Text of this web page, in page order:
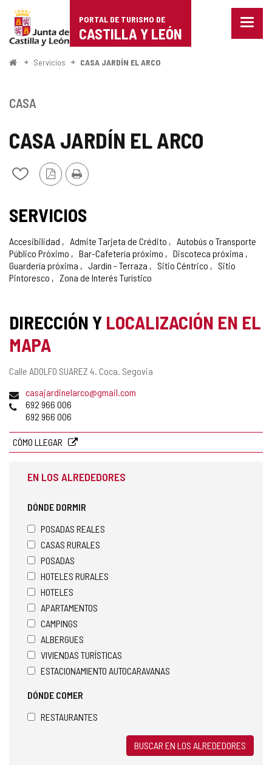
Portal
de
Turismo
Castilla
León
PORTAL DE TURISMO DE
CASTILLA Y LEÓN
Menu
InicioServicios CASA JARDÍN EL ARCO
CASA JARDÍN EL ARCO
Añadir/quitar
cuadernos
Versión
PDF
Imprimir
CASA
SERVICIOS
Accesibilidad Admite Tarjeta de Crédito
Autobús o Transporte
Público Próximo
Bar-Cafetería próximo
Discoteca próxima
Guardería próxima
Jardín - Terraza Sitio Céntrico
Sitio
Pintoresco
Zona de Interés Turístico
DIRECCIÓN Y LOCALIZACIÓN EN EL
MAPA
Dirección
Calle ADOLFO SUAREZ 4. Coca. Segovia
Dirección
de
correo
casajardinelarco@gmail.com
Teléfonos
692 966 006
692 966 006
CÓMO LLEGAR
EN LOS ALREDEDORES
DÓNDE DORMIR
POSADAS REALES
CASAS RURALES
POSADAS
HOTELES RURALES
HOTELES
APARTAMENTOS
CAMPINGS
ALBERGUES
VIVIENDAS TURÍSTICAS
ESTACIONAMIENTO AUTOCARAVANAS
DÓNDE COMER
RESTAURANTES
BUSCAR EN LOS ALREDEDORES